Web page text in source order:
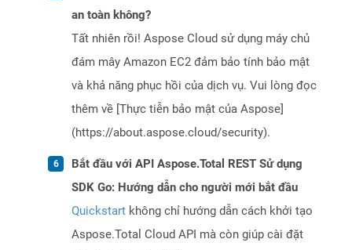
an toàn không?
Tất nhiên rồi! Aspose Cloud sử dụng máy chủ
đám mây Amazon EC2 đảm bảo tính bảo mật
và khả năng phục hồi của dịch vụ. Vui lòng đọc
thêm về [Thực tiễn bảo mật của Aspose]
(https://about.aspose.cloud/security).
Bắt đầu với API Aspose.Total REST Sử dụng
SDK Go: Hướng dẫn cho người mới bắt đầu
Quickstart không chỉ hướng dẫn cách khởi tạo
Aspose.Total Cloud API mà còn giúp cài đặt